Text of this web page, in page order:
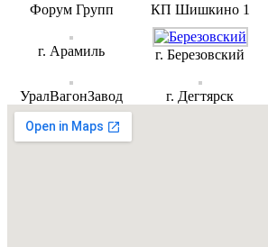
Форум Групп КП Шишкино 1
г. Арамиль г. Березовский
УралВагонЗавод г. Дегтярск